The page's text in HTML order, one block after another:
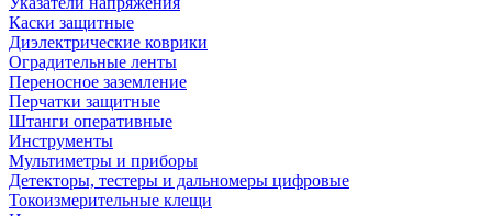
Каски защитные
Диэлектрические коврики
Оградительные ленты
Переносное заземление
Перчатки защитные
Штанги оперативные
Инструменты
Мультиметры и приборы
Детекторы, тестеры и дальномеры цифровые
Токоизмерительные клещи